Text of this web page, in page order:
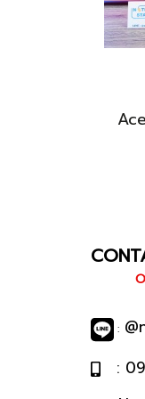
:
: